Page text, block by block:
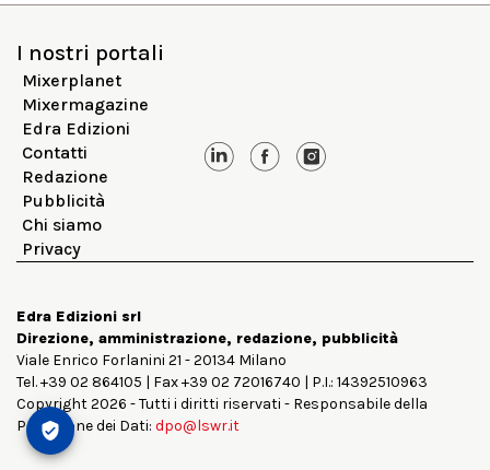
I nostri portali
Mixerplanet
Mixermagazine
Edra Edizioni
Contatti
Redazione
Pubblicità
Chi siamo
Privacy
Edra Edizioni srl
Direzione, amministrazione, redazione, pubblicità
Viale Enrico Forlanini 21 - 20134 Milano
Tel. +39 02 864105 | Fax +39 02 72016740 | P.I.: 14392510963
Copyright 2026 - Tutti i diritti riservati - Responsabile della
Protezione dei Dati: dpo@lswr.it